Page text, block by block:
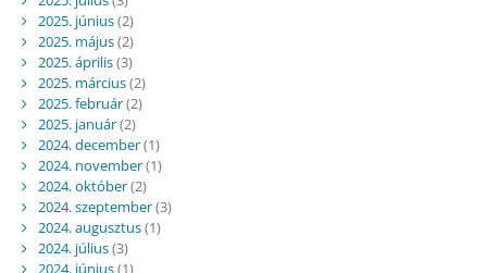
2025. június(2)
2025. május(2)
2025. április(3)
2025. március(2)
2025. február(2)
2025. január(2)
2024. december(1)
2024. november(1)
2024. október(2)
2024. szeptember(3)
2024. augusztus(1)
2024. július(3)
2024. június(1)